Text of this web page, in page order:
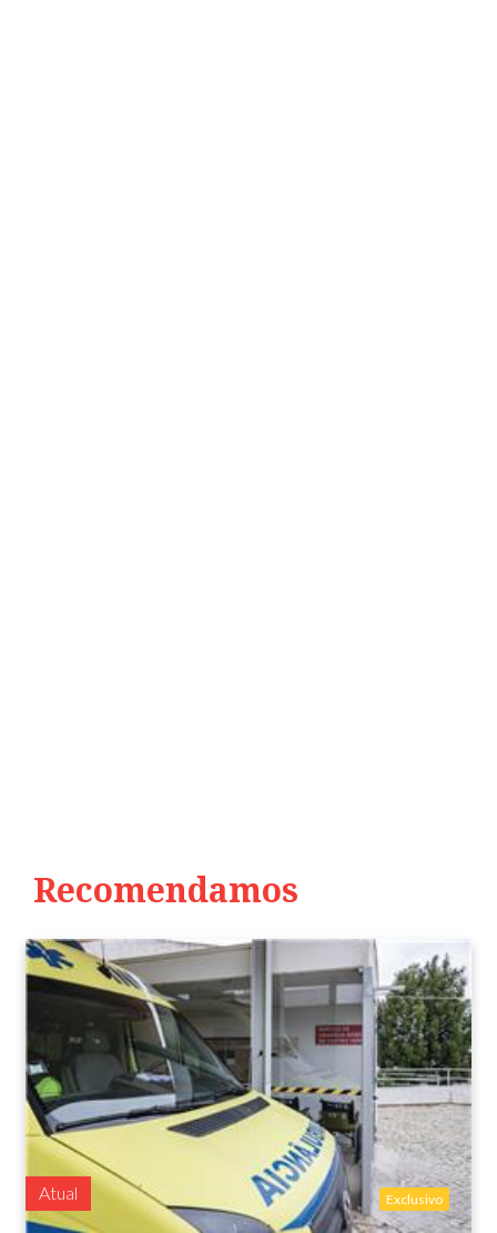
Recomendamos
Atual Exclusivo